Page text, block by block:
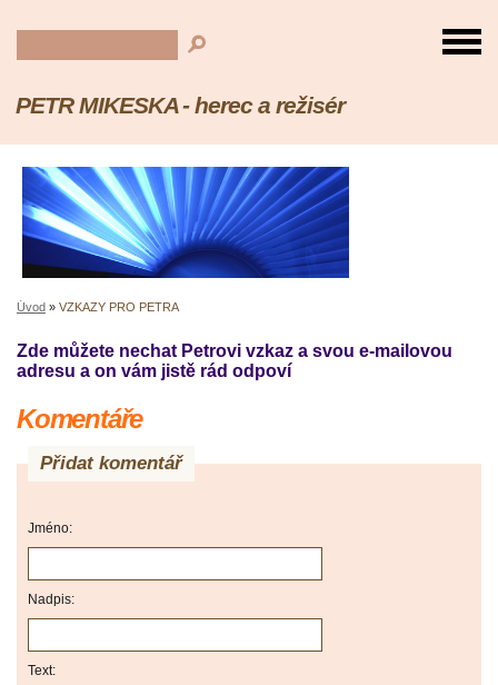
PETR MIKESKA - herec a režisér
Úvod » VZKAZY PRO PETRA
Zde můžete nechat Petrovi vzkaz a svou e-mailovou
adresu a on vám jistě rád odpoví
Komentáře
Přidat komentář
Jméno:
Nadpis:
Text: